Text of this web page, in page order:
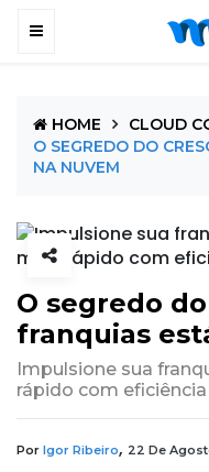
HOME
CLOUD
O SEGREDO DO
NA NUVEM
O segredo
franquias
Impulsione sua
rápido com
Por Igor Ribeiro, 22 De